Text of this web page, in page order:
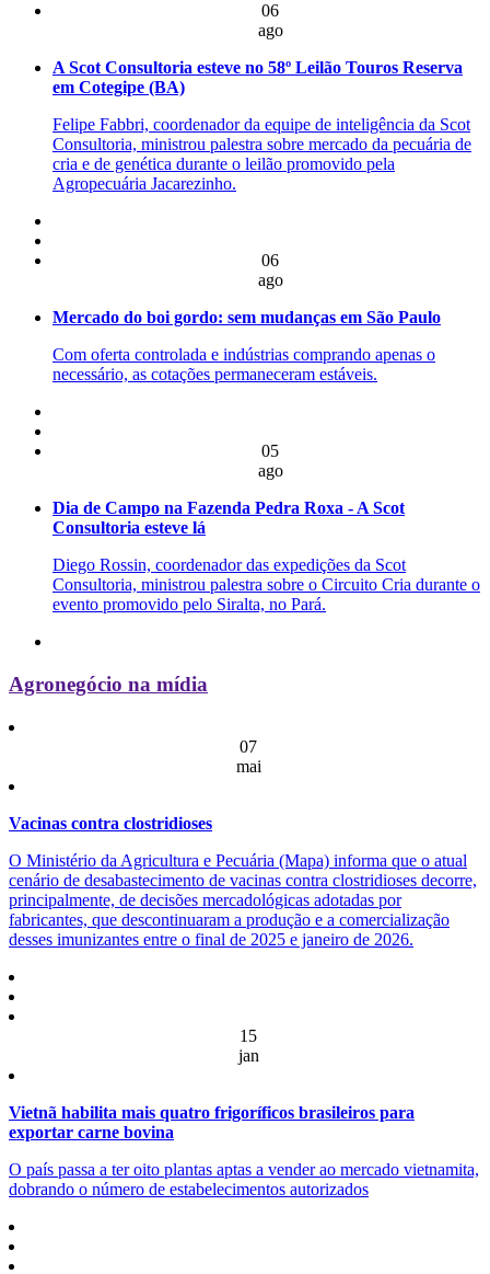
06
ago
A Scot Consultoria esteve no 58º Leilão Touros Reserva
em Cotegipe (BA)
Felipe Fabbri, coordenador da equipe de inteligência da Scot
Consultoria, ministrou palestra sobre mercado da pecuária de
cria e de genética durante o leilão promovido pela
Agropecuária Jacarezinho.
06
ago
Mercado do boi gordo: sem mudanças em São Paulo
Com oferta controlada e indústrias comprando apenas o
necessário, as cotações permaneceram estáveis.
05
ago
Dia de Campo na Fazenda Pedra Roxa - A Scot
Consultoria esteve lá
Diego Rossin, coordenador das expedições da Scot
Consultoria, ministrou palestra sobre o Circuito Cria durante o
evento promovido pelo Siralta, no Pará.
Agronegócio na mídia
07
mai
Vacinas contra clostridioses
O Ministério da Agricultura e Pecuária (Mapa) informa que o atual
cenário de desabastecimento de vacinas contra clostridioses decorre,
principalmente, de decisões mercadológicas adotadas por
fabricantes, que descontinuaram a produção e a comercialização
desses imunizantes entre o final de 2025 e janeiro de 2026.
15
jan
Vietnã habilita mais quatro frigoríficos brasileiros para
exportar carne bovina
O país passa a ter oito plantas aptas a vender ao mercado vietnamita,
dobrando o número de estabelecimentos autorizados